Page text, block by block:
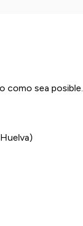
como sea posible.